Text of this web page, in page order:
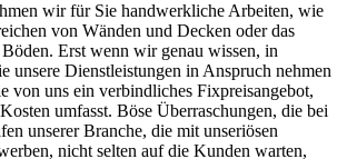
wir für Sie handwerkliche Arbeiten, wie
von Wänden und Decken oder das
Erst wenn wir genau wissen, in
unsere Dienstleistungen in Anspruch nehmen
von uns ein verbindliches Fixpreisangebot,
umfasst. Böse Überraschungen, die bei
unserer Branche, die mit unseriösen
nicht selten auf die Kunden warten,